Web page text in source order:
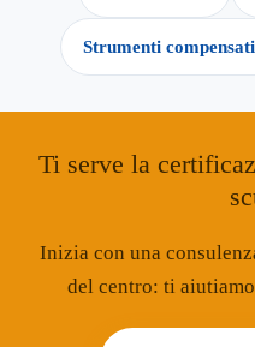
Strumenti
Ti serve la
Inizia con una
del centro: ti